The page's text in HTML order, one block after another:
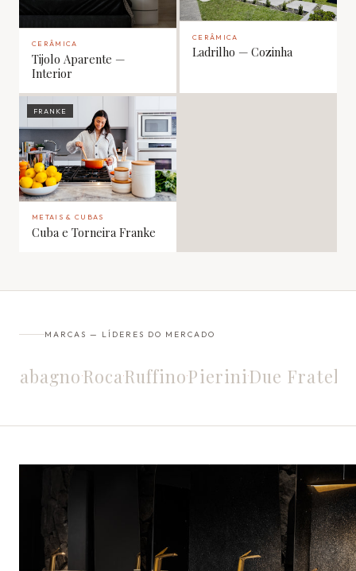
CERÂMICA
Tijolo Aparente —
Interior
CERÂMICA
Ladrilho — Cozinha
FRANKE
METAIS & CUBAS
Cuba e Torneira Franke
MARCAS — LÍDERES DO MERCADO
Due FratelliScirocco·Aquece Metais